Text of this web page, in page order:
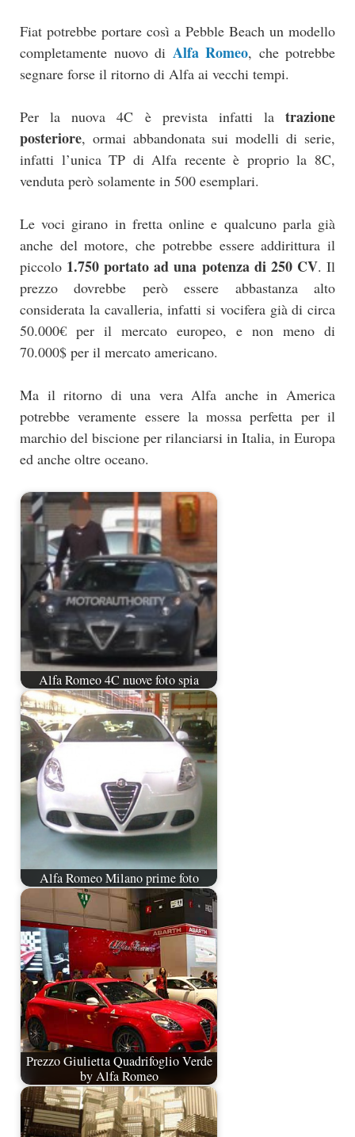
Fiat potrebbe portare così a Pebble Beach un modello
completamente nuovo di Alfa Romeo, che potrebbe
segnare forse il ritorno di Alfa ai vecchi tempi.
Per la nuova 4C è prevista infatti la trazione
posteriore, ormai abbandonata sui modelli di serie,
infatti l’unica TP di Alfa recente è proprio la 8C,
venduta però solamente in 500 esemplari.
Le voci girano in fretta online e qualcuno parla già
anche del motore, che potrebbe essere addirittura il
piccolo 1.750 portato ad una potenza di 250 CV. Il
prezzo dovrebbe però essere abbastanza alto
considerata la cavalleria, infatti si vocifera già di circa
50.000€ per il mercato europeo, e non meno di
70.000$ per il mercato americano.
Ma il ritorno di una vera Alfa anche in America
potrebbe veramente essere la mossa perfetta per il
marchio del biscione per rilanciarsi in Italia, in Europa
ed anche oltre oceano.
Alfa Romeo 4C nuove foto spia
Alfa Romeo Milano prime foto
Prezzo Giulietta Quadrifoglio Verde
by Alfa Romeo